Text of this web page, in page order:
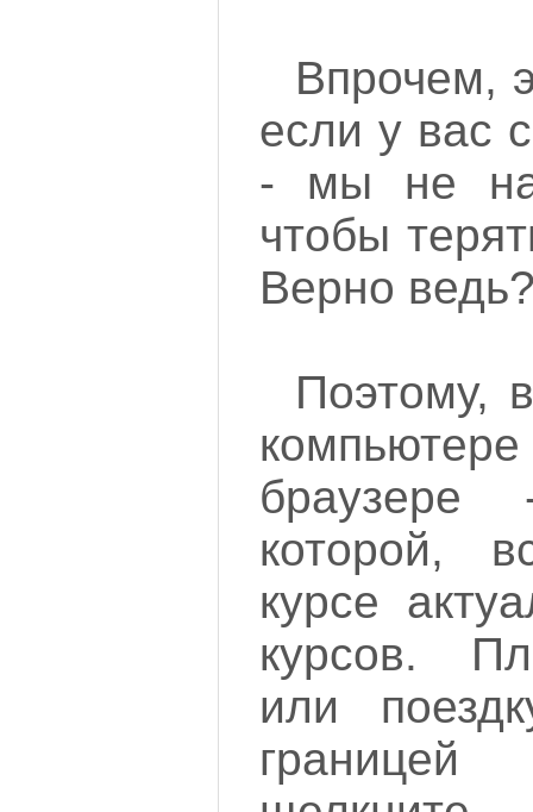
Впрочем,
если у вас
- мы не
чтобы
Верно
Поэтому,
которой,
курсе
курсов.
или
границей